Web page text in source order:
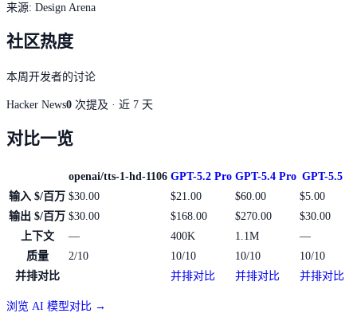
来源: Design Arena
社区热度
本周开发者的讨论
Hacker News0 次提及 · 近 7 天
对比一览
openai/tts-1-hd-1106 GPT-5.2 Pro GPT-5.4 Pro GPT-5.5
输入 $/百万 $30.00 $21.00 $60.00
$5.00
输出 $/百万 $30.00 $168.00 $270.00
$30.00
上下文
— 400K 1.1M
—
质量
2/10 10/10 10/10
10/10
并排对比
并排对比 并排对比 并排对比
浏览 AI 模型对比 →